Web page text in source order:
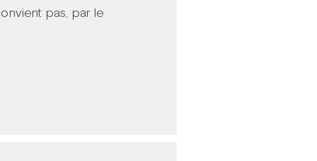
pas, par le